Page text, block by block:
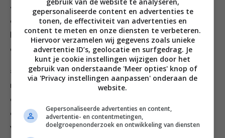
4. Stamp de aardappelen tot een fijne puree. Meng de
edelgistvlokken, bieslook, zwarte peper, uienpoeder,
het kleefrijstmeel, de kurkuma en het tapiocameel
erdoor.
5. Maak je handen een beetje nat met olie of water en
neem telkens 4 eetlepels van het aardappeldeeg. Maak
er een bolletje van, duw hier een holletje in en schep
er een lepel van de vulling in. Vouw goed dicht en druk
voorzichtig plat tot een burger.
gepersonaliseerde content en advertenties te
tonen, de effectiviteit van advertenties en
content te meten en onze diensten te verbeteren.
Hiervoor verzamelen wij gegevens zoals unieke
advertentie ID’s, geolocatie en surfgedrag. Je
kunt je cookie instellingen wijzigen door het
gebruik van onderstaande 'Meer opties' knop of
via 'Privacy instellingen aanpassen' onderaan de
website.
Gepersonaliseerde advertenties en content,
advertentie- en contentmetingen,
doelgroepenonderzoek en ontwikkeling van diensten